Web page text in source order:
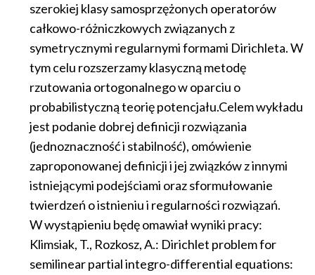
szerokiej klasy samosprzężonych operatorów
całkowo-różniczkowych związanych z
symetrycznymi regularnymi formami Dirichleta. W
tym celu rozszerzamy klasyczną metodę
rzutowania ortogonalnego w oparciu o
probabilistyczną teorię potencjału.Celem wykładu
jest podanie dobrej definicji rozwiązania
(jednoznaczność i stabilność), omówienie
zaproponowanej definicji i jej związków z innymi
istniejącymi podejściami oraz sformułowanie
twierdzeń o istnieniu i regularności rozwiązań.
W wystąpieniu będę omawiał wyniki pracy:
Klimsiak, T., Rozkosz, A.: Dirichlet problem for
semilinear partial integro-differential equations: